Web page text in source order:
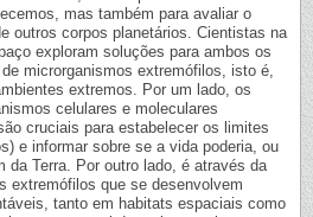
mas também para avaliar o
outros corpos planetários. Cientistas na
exploram soluções para ambos os
microrganismos extremófilos, isto é,
extremos. Por um lado, os
celulares e moleculares
cruciais para estabelecer os limites
e informar sobre se a vida poderia, ou
da Terra. Por outro lado, é através da
extremófilos que se desenvolvem
tanto em habitats espaciais como